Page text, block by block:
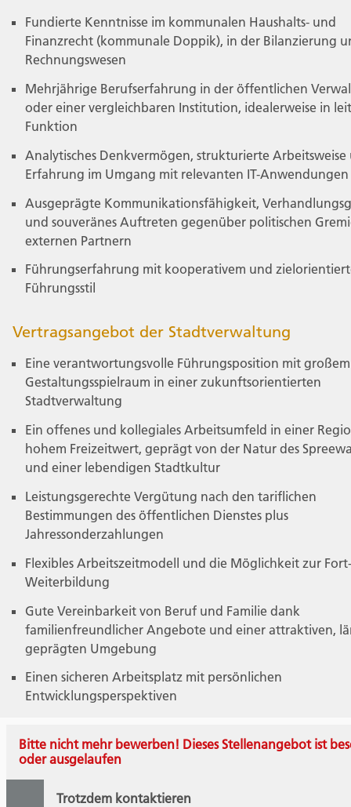
Fundierte Kenntnisse im kommunalen Haushalts- und
Finanzrecht (kommunale Doppik), in der Bilanzierung
Rechnungswesen
Mehrjährige Berufserfahrung in der öffentlichen
oder einer vergleichbaren Institution, idealerweise in
Funktion
Analytisches Denkvermögen, strukturierte Arbeitsweise
Erfahrung im Umgang mit relevanten IT-Anwendungen
Ausgeprägte Kommunikationsfähigkeit,
und souveränes Auftreten gegenüber politischen
externen Partnern
Führungserfahrung mit kooperativem und
Führungsstil
Vertragsangebot der Stadtverwaltung
Eine verantwortungsvolle Führungsposition mit großem
Gestaltungsspielraum in einer zukunftsorientierten
Stadtverwaltung
Ein offenes und kollegiales Arbeitsumfeld in einer
hohem Freizeitwert, geprägt von der Natur des
und einer lebendigen Stadtkultur
Leistungsgerechte Vergütung nach den tariflichen
Bestimmungen des öffentlichen Dienstes plus
Jahressonderzahlungen
Flexibles Arbeitszeitmodell und die Möglichkeit zur
Weiterbildung
Gute Vereinbarkeit von Beruf und Familie dank
familienfreundlicher Angebote und einer attraktiven,
geprägten Umgebung
Einen sicheren Arbeitsplatz mit persönlichen
Entwicklungsperspektiven
Bitte nicht mehr bewerben! Dieses Stellenangebot ist
oder ausgelaufen
Trotzdem kontaktieren